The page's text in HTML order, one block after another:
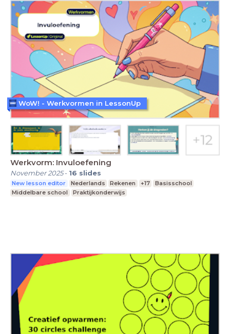
Werkvorm: Invuloefening
November 2025- 16 slides
New lesson editor Nederlands Rekenen +17
Basisschool
Middelbare school
Praktijkonderwijs
WoW! - Werkvormen in LessonUp